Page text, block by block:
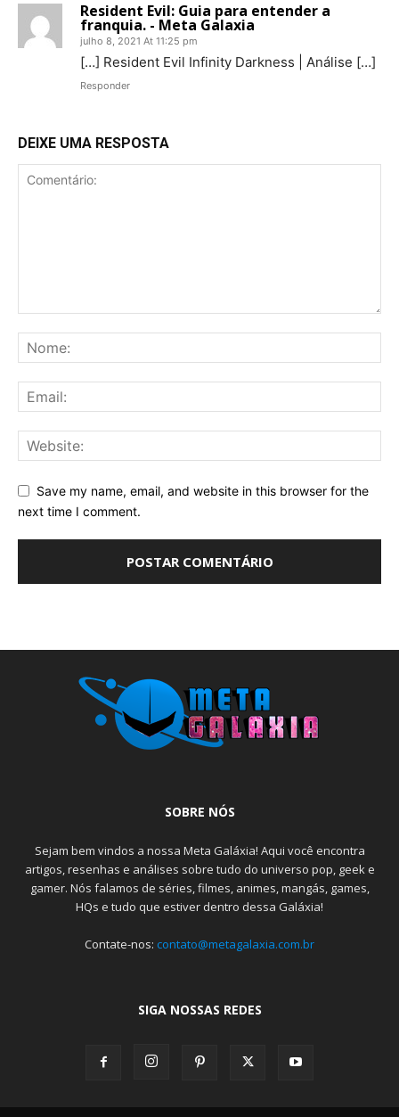
Resident Evil: Guia para entender a
franquia. - Meta Galaxia
julho 8, 2021 At 11:25 pm
[…] Resident Evil Infinity Darkness | Análise […]
Responder
DEIXE UMA RESPOSTA
Save my name, email, and website in this browser for the
next time I comment.
SOBRE NÓS
Sejam bem vindos a nossa Meta Galáxia! Aqui você encontra
artigos, resenhas e análises sobre tudo do universo pop, geek e
gamer. Nós falamos de séries, filmes, animes, mangás, games,
HQs e tudo que estiver dentro dessa Galáxia!
Contate-nos: contato@metagalaxia.com.br
SIGA NOSSAS REDES